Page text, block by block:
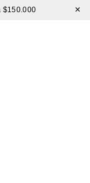
$150.000 ×